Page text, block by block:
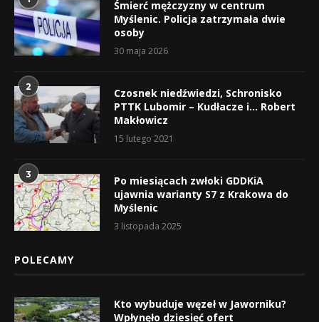
Śmierć mężczyzny w centrum
Myślenic. Policja zatrzymała dwie
osoby
30 maja 2026
2
Czosnek niedźwiedzi, Schronisko
PTTK Lubomir – Kudłacze i… Robert
Makłowicz
15 lutego 2021
3
Po miesiącach zwłoki GDDKiA
ujawnia warianty S7 z Krakowa do
Myślenic
3 listopada 2025
POLECAMY
Kto wybuduje węzeł w Jaworniku?
Wpłynęło dziesięć ofert